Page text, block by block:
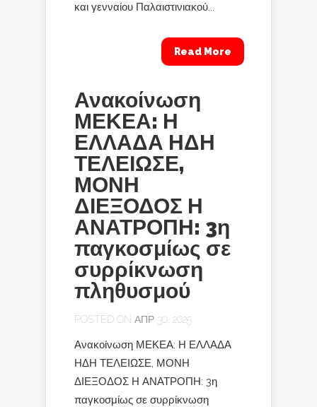
και γενναίου Παλαιστινιακού...
Read More
Ανακοίνωση
ΜΕΚΕΑ: Η
ΕΛΛΑΔΑ ΗΔΗ
ΤΕΛΕΙΩΣΕ,
ΜΟΝΗ
ΔΙΕΞΟΔΟΣ Η
ΑΝΑΤΡΟΠΗ: 3η
παγκοσμίως σε
συρρίκνωση
πληθυσμού
POSTED ON ΑΠΡ 30, 2025
Ανακοίνωση ΜΕΚΕΑ: Η ΕΛΛΑΔΑ
ΗΔΗ ΤΕΛΕΙΩΣΕ, ΜΟΝΗ
ΔΙΕΞΟΔΟΣ Η ΑΝΑΤΡΟΠΗ: 3η
παγκοσμίως σε συρρίκνωση